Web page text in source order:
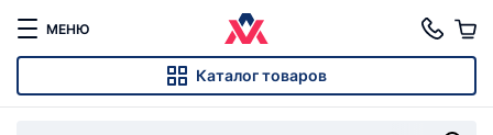
МЕНЮ
Каталог товаров